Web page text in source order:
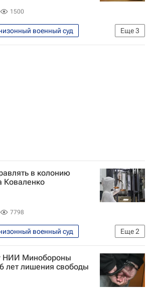
1500
Еще3
военный суд
Москва Россия
в колонию
Коваленко
7798
Еще2
военный суд
Россия
НИИ Минобороны
лет лишения свободы